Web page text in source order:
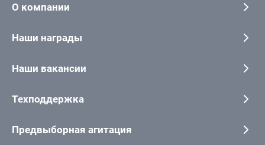
О компании
Наши награды
Наши вакансии
Техподдержка
Предвыборная агитация